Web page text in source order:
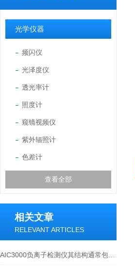
光学仪器
频闪仪
光泽度仪
透光率计
照度计
窥镜视频仪
紫外辐照计
色差计
查看全部
相关文章
RELEVANT ARTICLES